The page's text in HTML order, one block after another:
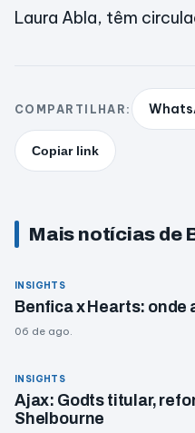
Laura Abla, têm
COMPARTILHAR:
Copiar link
Mais notícias de
INSIGHTS
Benfica x Hearts: onde
06 de ago.
INSIGHTS
Ajax: Godts titular,
Shelbourne